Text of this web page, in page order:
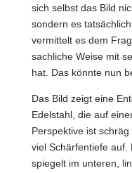
sich selbst das Bild
sondern es
vermittelt es dem
sachliche Weise mit
hat. Das könnte nun
Das Bild zeigt eine
Edelstahl, die auf
Perspektive ist
viel Schärfentiefe auf.
spiegelt im unteren,